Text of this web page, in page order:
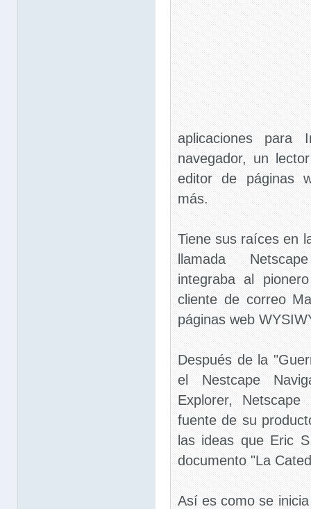
aplicaciones para
navegador, un
editor de páginas
más.
Tiene sus raíces en
llamada
integraba al
cliente de correo
páginas web
Después de la
el Nestcape
Explorer,
fuente de su
las ideas que Eric
documento "La
Así es como se